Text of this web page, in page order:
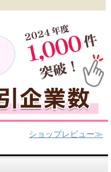
ショップレビュー≫